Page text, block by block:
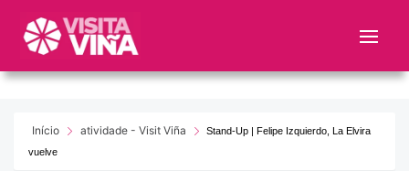
este
web
sistemaInício atividade - Visit Viña
Stand-Up | Felipe Izquierdo, La Elvira
vuelve